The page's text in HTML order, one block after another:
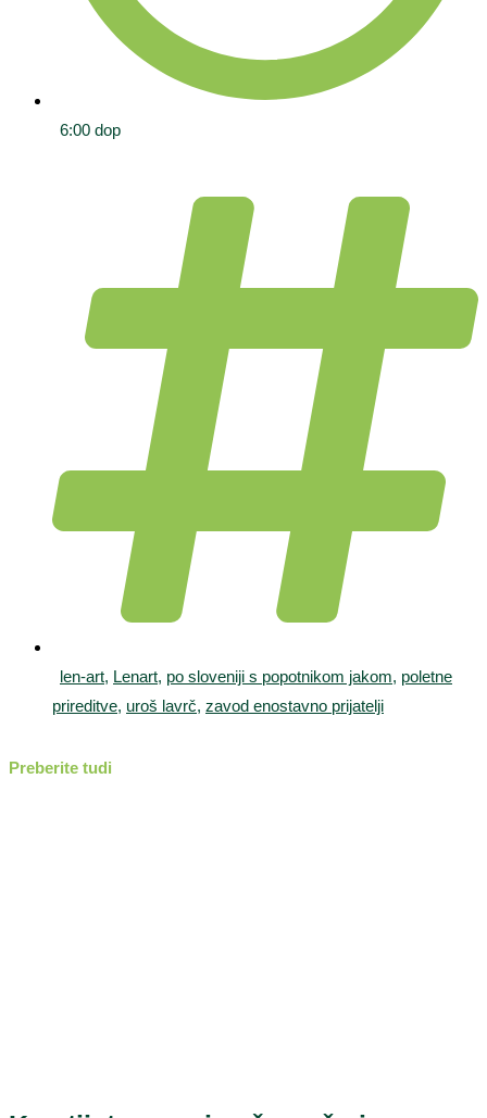
6:00 dop
len-art, Lenart, po sloveniji s popotnikom jakom, poletne
prireditve, uroš lavrč, zavod enostavno prijatelji
Preberite tudi